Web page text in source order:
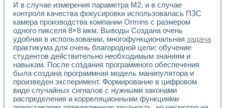
Разработка виртуальных тренажеров путем
Система блокировок, сигнализации и защиты ускорителя
Система сбора данных и управления процессом
Управление температурой газовой среды специальной
Разработка программного обеспечения с
Использование технологий NATIONAL INSTRUMENTS
Оборудование для промышленной термотрансферной
Автоматизация реометрических исследований на базе
Применение измерителя иммитанса для исследова¬ния
Исследование электромагнитных переходных процессов
Стенд для исследования электрических переходных
И в случае измерения параметра М2, и в случае
контроля качества фокусировки использовалась ПЗС
камера производства компании Ormins с размером
одного пикселя 8×8 мкм. Выводы Создана очень
удобная в использовании, многофункциональная задача
практикума для очень благородной цели: обучение
студентов действительно необходимым знаниям и
навыкам. После создания программного обеспечения
была создана программная модель манипулятора и
произведен эксперимент. Формирование в цифровом
виде случайных сигналов с нужными законами
распределения и корреляционными функциями